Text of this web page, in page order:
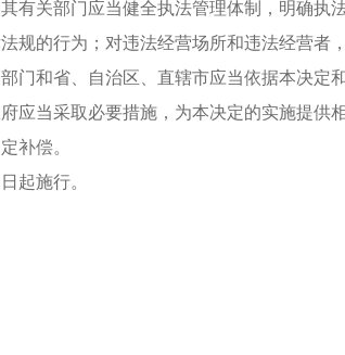
关部门应当健全执法管理体制，明确执
规的行为；对违法经营场所和违法经营者
和省、自治区、直辖市应当依据本决定和
当采取必要措施，为本决定的实施提供
补偿。
起施行。